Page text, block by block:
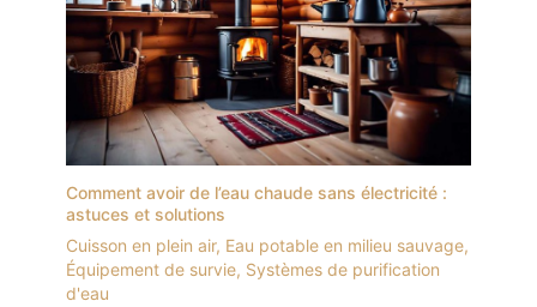
Comment avoir de l’eau chaude sans électricité :
astuces et solutions
Cuisson en plein air, Eau potable en milieu sauvage,
Équipement de survie, Systèmes de purification
d'eau